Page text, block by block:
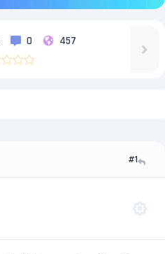
0 457
#1